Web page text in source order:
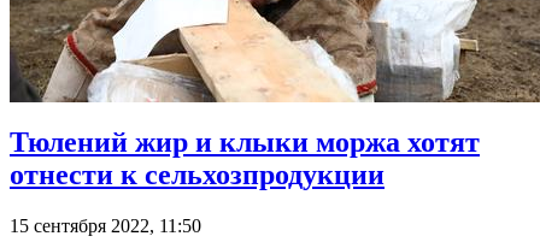
Тюлений жир и клыки моржа хотят
отнести к сельхозпродукции
15 сентября 2022, 11:50